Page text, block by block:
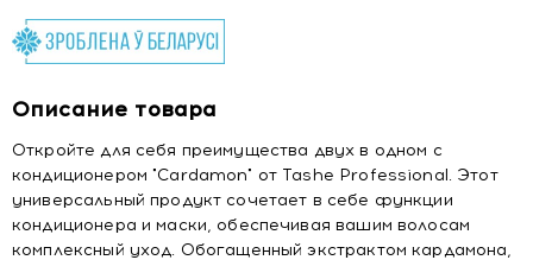
Описание товара
Откройте для себя преимущества двух в одном с
кондиционером "Cardamon" от Tashe Professional. Этот
универсальный продукт сочетает в себе функции
кондиционера и маски, обеспечивая вашим волосам
комплексный уход. Обогащенный экстрактом кардамона,